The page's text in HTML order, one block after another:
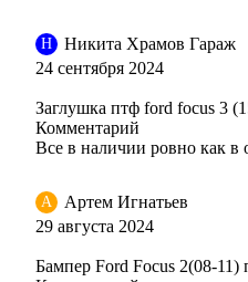
Н
Никита Храмов Гараж
24 сентября 2024
Заглушка птф ford focus 3
Комментарий
Все в наличии ровно как в
А
Артем Игнатьев
29 августа 2024
Бампер Ford Focus 2(08-